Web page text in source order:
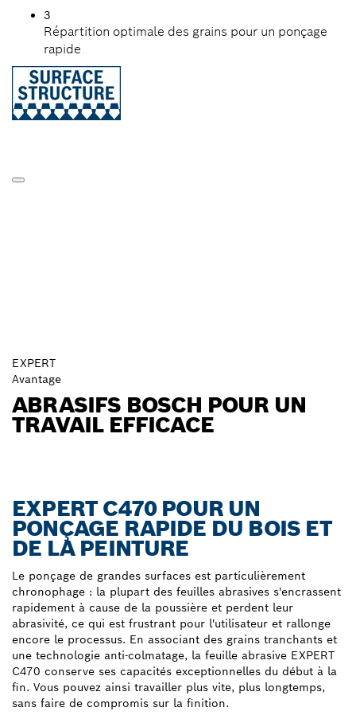
3
Répartition optimale des grains pour un ponçage
rapide
EXPERT
Avantage
ABRASIFS BOSCH POUR UN
TRAVAIL EFFICACE
EXPERT C470 POUR UN
PONÇAGE RAPIDE DU BOIS ET
DE LA PEINTURE
Le ponçage de grandes surfaces est particulièrement
chronophage : la plupart des feuilles abrasives s'encrassent
rapidement à cause de la poussière et perdent leur
abrasivité, ce qui est frustrant pour l'utilisateur et rallonge
encore le processus. En associant des grains tranchants et
une technologie anti-colmatage, la feuille abrasive EXPERT
C470 conserve ses capacités exceptionnelles du début à la
fin. Vous pouvez ainsi travailler plus vite, plus longtemps,
sans faire de compromis sur la finition.